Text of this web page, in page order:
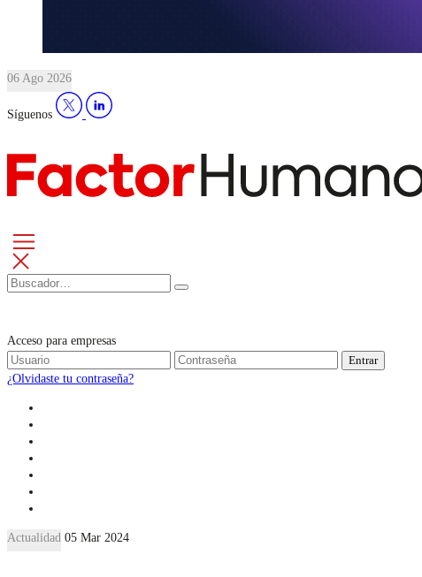
06 Ago 2026
Síguenos
Acceso para empresas
Entrar
¿Olvidaste tu contraseña?
Actualidad 05 Mar 2024